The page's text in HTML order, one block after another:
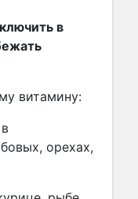
в
витамину:
орехах,